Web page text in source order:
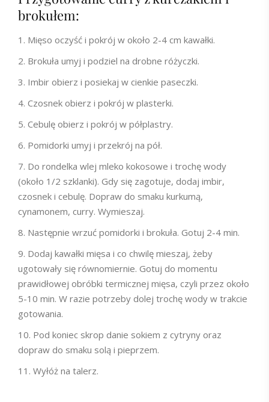
brokułem:
Mięso oczyść i pokrój w około 2-4 cm kawałki.
Brokuła umyj i podziel na drobne różyczki.
Imbir obierz i posiekaj w cienkie paseczki.
Czosnek obierz i pokrój w plasterki.
Cebulę obierz i pokrój w półplastry.
Pomidorki umyj i przekrój na pół.
Do rondelka wlej mleko kokosowe i trochę wody
(około 1/2 szklanki). Gdy się zagotuje, dodaj imbir,
czosnek i cebulę. Dopraw do smaku kurkumą,
cynamonem, curry. Wymieszaj.
Następnie wrzuć pomidorki i brokuła. Gotuj 2-4 min.
Dodaj kawałki mięsa i co chwilę mieszaj, żeby
ugotowały się równomiernie. Gotuj do momentu
prawidłowej obróbki termicznej mięsa, czyli przez około
5-10 min. W razie potrzeby dolej trochę wody w trakcie
gotowania.
Pod koniec skrop danie sokiem z cytryny oraz
dopraw do smaku solą i pieprzem.
Wyłóż na talerz.